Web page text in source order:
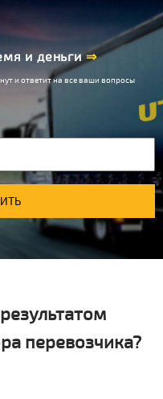
и деньги⇒
и ответит на все ваши вопросы
перевозчика?